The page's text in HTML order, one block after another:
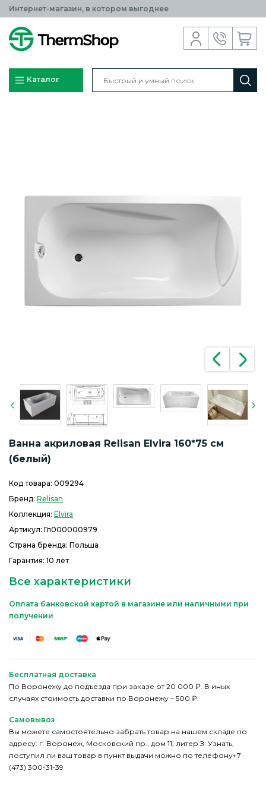
Интернет-магазин, в котором выгоднее
Каталог
Ванна акриловая Relisan Elvira 160*75 см
(белый)
Код товара: 009294
Бренд: Relisan
Коллекция: Elvira
Артикул: Гл000000979
Страна бренда: Польша
Гарантия: 10 лет
Все характеристики
Оплата банковской картой в магазине или наличными при
получении
Бесплатная доставка
По Воронежу до подъезда при заказе от 20 000 ₽. В иных
случаях стоимость доставки по Воронежу – 500 ₽.
Самовывоз
Вы можете самостоятельно забрать товар на нашем складе по
адресу: г. Воронеж, Московский пр., дом 11, литер З. Узнать,
поступил ли ваш товар в пункт выдачи можно по телефону+7
(473) 300-31-39